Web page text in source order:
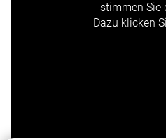
stimmen Sie
Dazu klicken